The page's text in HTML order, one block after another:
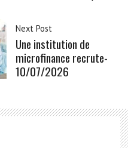
Next Post
Une institution de
microfinance recrute-
10/07/2026